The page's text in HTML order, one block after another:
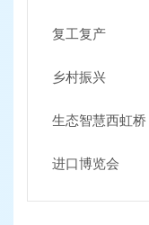
复工复产
乡村振兴
生态智慧西虹桥
进口博览会